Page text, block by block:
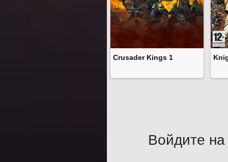
Crusader Kings 1
Войдите на